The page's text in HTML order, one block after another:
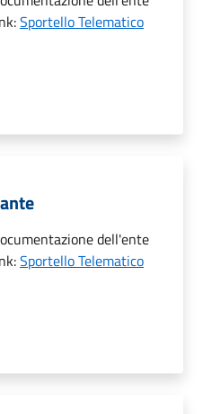
Sportello Telematico
dell'ente
Sportello Telematico